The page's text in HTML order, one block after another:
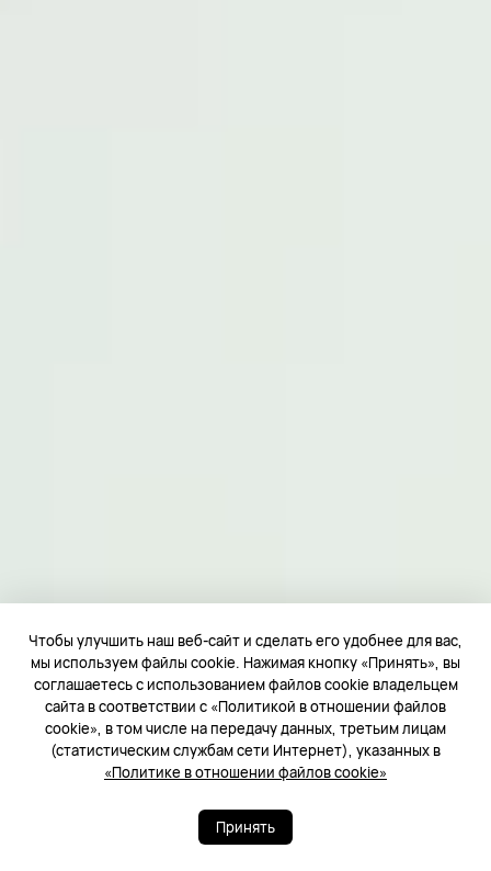
Чтобы улучшить наш веб-сайт и сделать его удобнее для вас,
мы используем файлы cookie. Нажимая кнопку «Принять», вы
соглашаетесь с использованием файлов cookie владельцем
сайта в соответствии с «Политикой в отношении файлов
cookie», в том числе на передачу данных, третьим лицам
(статистическим службам сети Интернет), указанных в
«Политике в отношении файлов cookie»
Принять